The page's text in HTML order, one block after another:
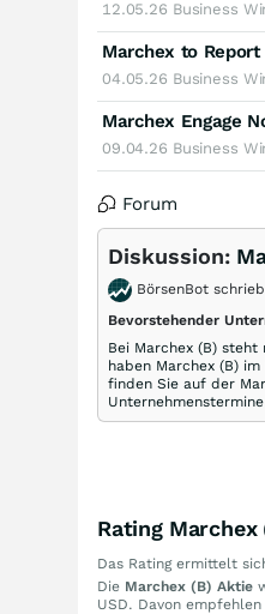
12.05.26 Business
Marchex to
04.05.26 Business
09.04.26 Business
Forum
Diskussion:
BörsenBot
Bevorstehender
Bei Marchex (B)
haben Marchex (B)
finden Sie auf der
Rating
Das Rating ermittelt
Die Marchex (B) Aktie
USD. Davon